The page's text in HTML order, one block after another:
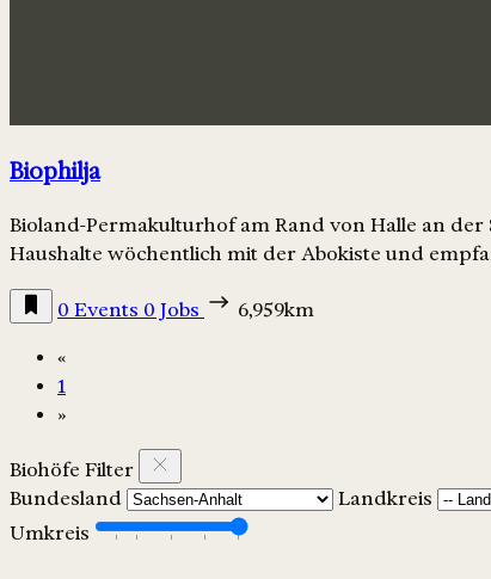
Biophilja
Bioland-Permakulturhof am Rand von Halle an
Haushalte wöchentlich mit der Abokiste und
0 Events 0 Jobs 6,959km
«
1
»
Biohöfe Filter
Bundesland
Landkreis
Umkreis